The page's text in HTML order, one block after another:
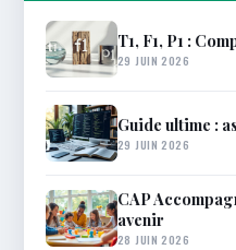
T1, F1, P1 :
29 JUIN 2026
Guide ultime :
29 JUIN 2026
CAP
avenir
28 JUIN 2026